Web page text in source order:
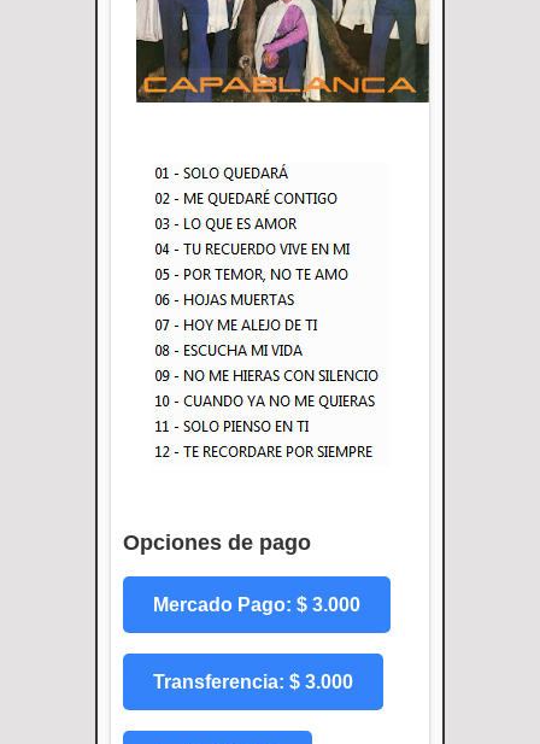
Opciones de pago
Mercado Pago: $ 3.000
Transferencia: $ 3.000